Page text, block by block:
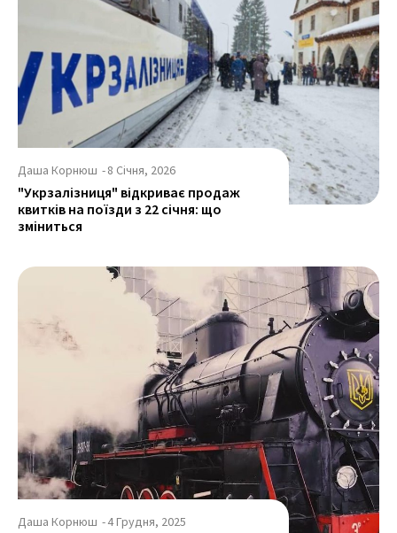
Даша Корнюш -8 Січня, 2026
"Укрзалізниця" відкриває продаж
квитків на поїзди з 22 січня: що
зміниться
Даша Корнюш -4 Грудня, 2025